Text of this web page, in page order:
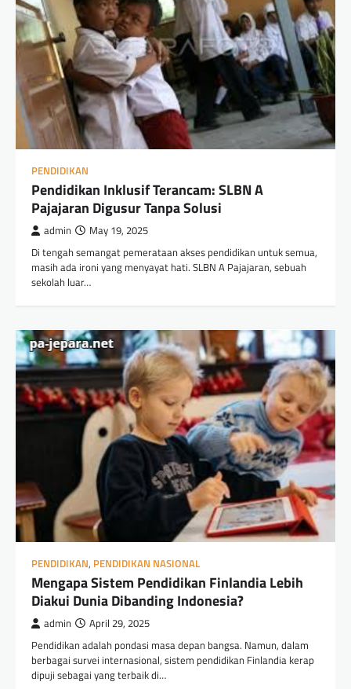
PENDIDIKAN
Pendidikan Inklusif Terancam: SLBN A
Pajajaran Digusur Tanpa Solusi
admin May 19, 2025
Di tengah semangat pemerataan akses pendidikan untuk semua,
masih ada ironi yang menyayat hati. SLBN A Pajajaran, sebuah
sekolah luar…
PENDIDIKAN, PENDIDIKAN NASIONAL
Mengapa Sistem Pendidikan Finlandia Lebih
Diakui Dunia Dibanding Indonesia?
admin April 29, 2025
Pendidikan adalah pondasi masa depan bangsa. Namun, dalam
berbagai survei internasional, sistem pendidikan Finlandia kerap
dipuji sebagai yang terbaik di…